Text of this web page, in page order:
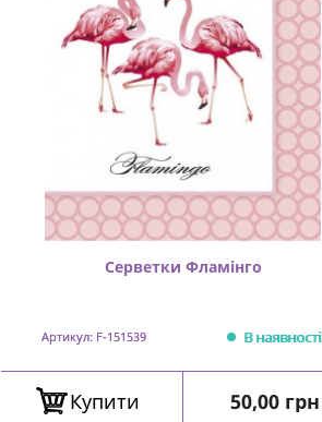
Серветки Фламінго
Артикул: F-151539 В наявності
Купити Ціна
50,00 грн